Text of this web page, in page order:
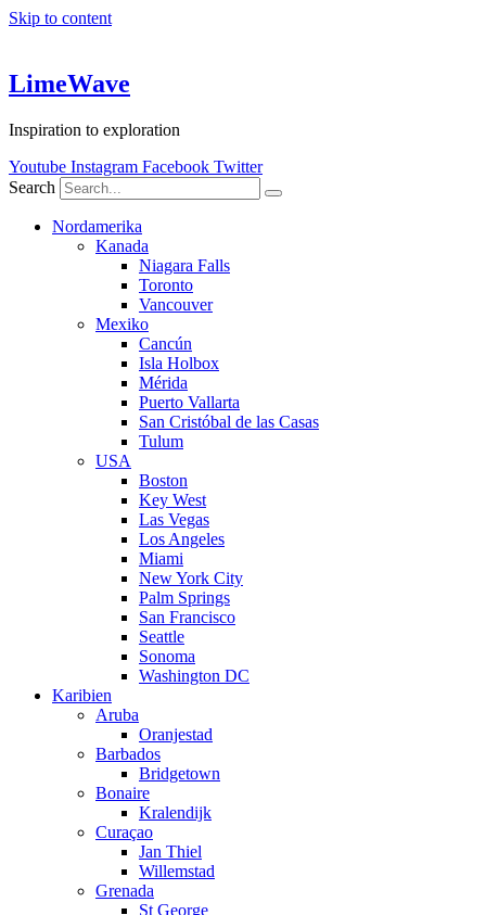
Skip to content
LimeWave
Inspiration to exploration
Youtube Instagram Facebook Twitter
Search
Nordamerika
Kanada
Niagara Falls
Toronto
Vancouver
Mexiko
Cancún
Isla Holbox
Mérida
Puerto Vallarta
San Cristóbal de las Casas
Tulum
USA
Boston
Key West
Las Vegas
Los Angeles
Miami
New York City
Palm Springs
San Francisco
Seattle
Sonoma
Washington DC
Karibien
Aruba
Oranjestad
Barbados
Bridgetown
Bonaire
Kralendijk
Curaçao
Jan Thiel
Willemstad
Grenada
St George